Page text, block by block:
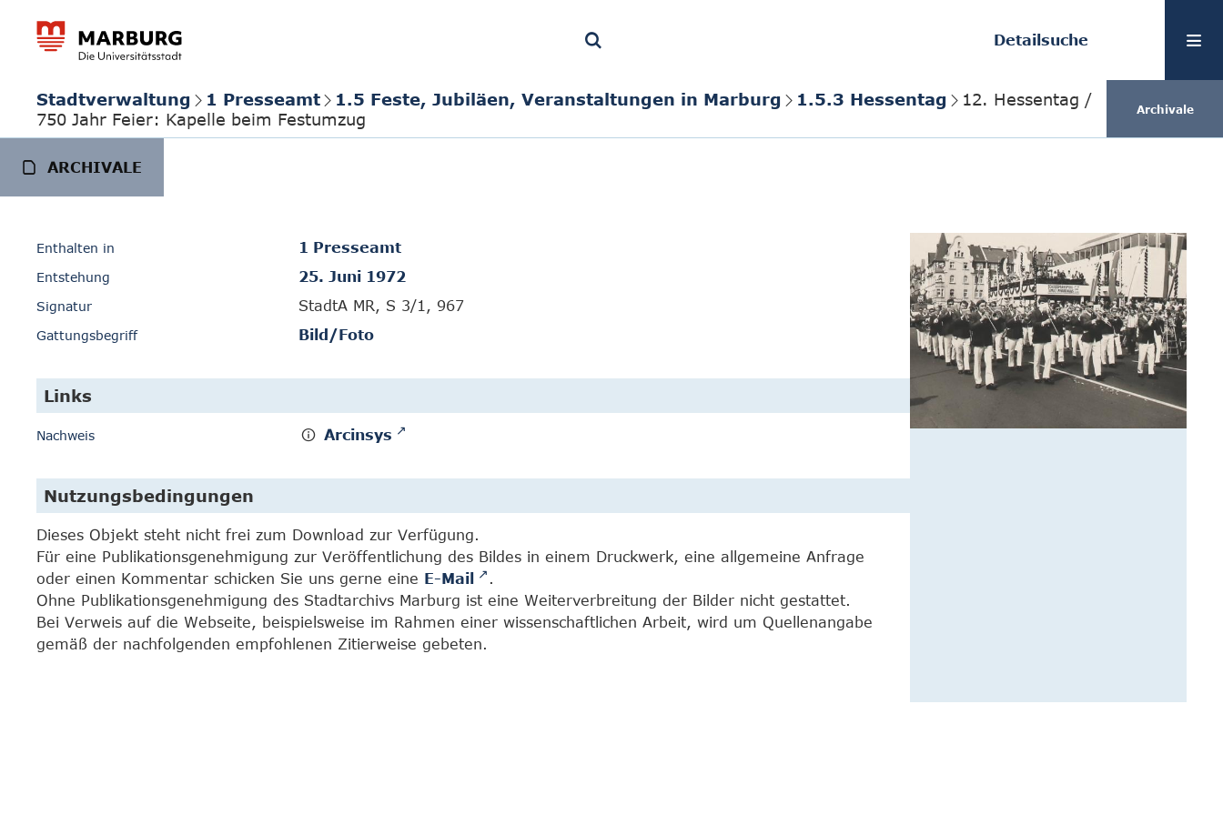
Detailsuche
Stadtverwaltung 1 Presseamt 1.5 Feste, Jubiläen, Veranstaltungen in Marburg 1.5.3 Hessentag
12. Hessentag /
750 Jahr Feier: Kapelle beim Festumzug
Archivale
ARCHIVALE
Enthalten in 1 Presseamt
Entstehung 25. Juni 1972
Signatur StadtA MR, S 3/1, 967
Gattungsbegriff Bild/Foto
Links
Nachweis Arcinsys
Nutzungsbedingungen
Dieses Objekt steht nicht frei zum Download zur Verfügung.
Für eine Publikationsgenehmigung zur Veröffentlichung des Bildes in einem Druckwerk, eine allgemeine Anfrage
oder einen Kommentar schicken Sie uns gerne eine E-Mail
.
Ohne Publikationsgenehmigung des Stadtarchivs Marburg ist eine Weiterverbreitung der Bilder nicht gestattet.
Bei Verweis auf die Webseite, beispielsweise im Rahmen einer wissenschaftlichen Arbeit, wird um Quellenangabe
gemäß der nachfolgenden empfohlenen Zitierweise gebeten.